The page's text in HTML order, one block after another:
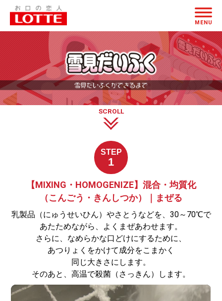
雪
見
ふ
く
MENU
SCROLL
STEP
1
【MIXING・HOMOGENIZE】混合・均質化
（こんごう・きんしつか）｜まぜる
乳製品（にゅうせいひん）やさとうなどを、30～70℃で
あたためながら、よくまぜあわせます。
さらに、なめらかな口どけにするために、
あつりょくをかけて成分をこまかく
同じ大きさにします。
そのあと、高温で殺菌（さっきん）します。